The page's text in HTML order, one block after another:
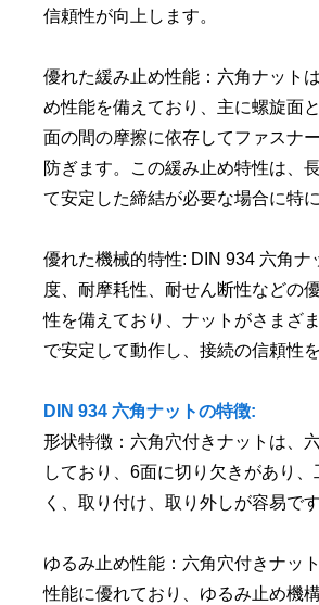
信頼性が向上します。
優れた緩み止め性能：六角ナット
め性能を備えており、主に螺旋面
面の間の摩擦に依存してファスナ
防ぎます。この緩み止め特性は、
て安定した締結が必要な場合に特に
優れた機械的特性: DIN 934 六角ナ
度、耐摩耗性、耐せん断性などの
性を備えており、ナットがさまざ
で安定して動作し、接続の信頼性
DIN 934 六角ナットの特徴:
形状特徴：六角穴付きナットは、
しており、6面に切り欠きがあり
く、取り付け、取り外しが容易です
ゆるみ止め性能：六角穴付きナッ
性能に優れており、ゆるみ止め機